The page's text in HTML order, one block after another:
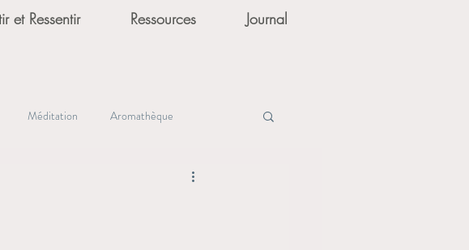
et Ressentir Ressources Journal
Méditation Aromathèque